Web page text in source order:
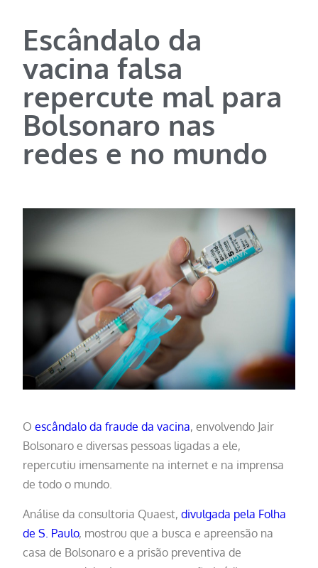
Escândalo da
vacina falsa
repercute mal para
Bolsonaro nas
redes e no mundo
Oescândalo da fraude da vacina, envolvendo Jair
Bolsonaro e diversas pessoas ligadas a ele,
repercutiu imensamente na internet e na imprensa
de todo o mundo.
Análise da consultoria Quaest,divulgada pela Folha
de S. Paulo, mostrou que a busca e apreensão na
casa de Bolsonaro e a prisão preventiva de